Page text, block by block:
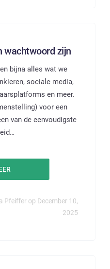
wachtwoord zijn
bijna alles wat we
sociale media,
en meer.
voor een
van de eenvoudigste
Pfeiffer op December 10,
2025